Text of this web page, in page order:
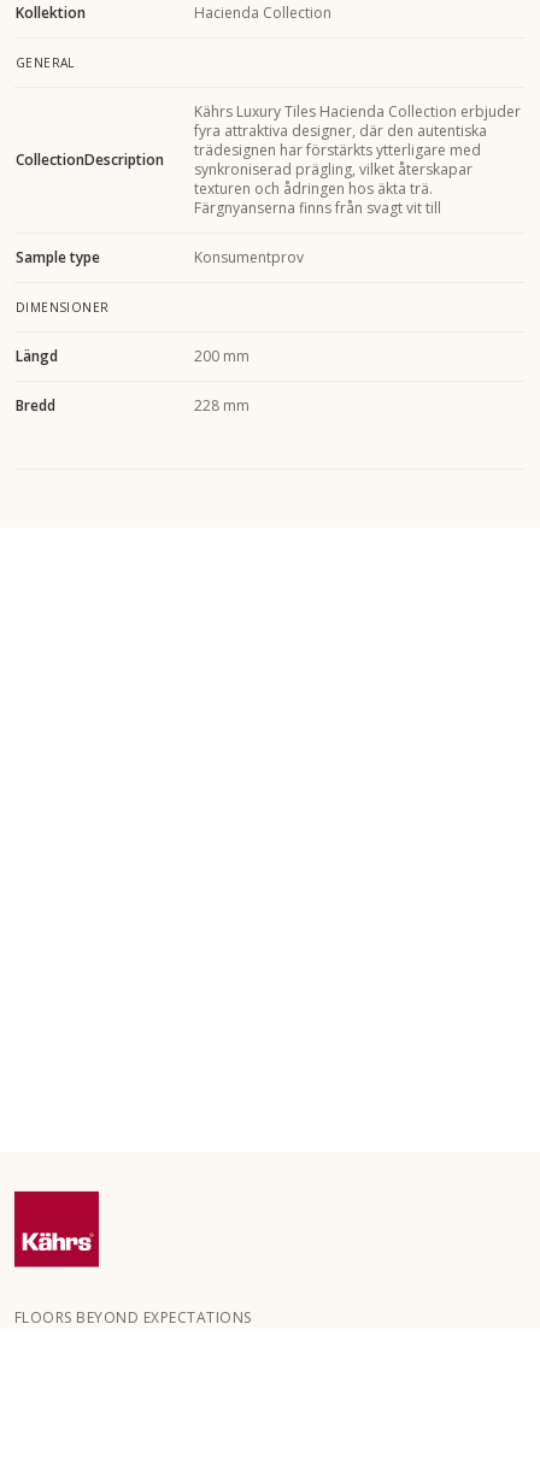
Kollektion Hacienda Collection
GENERAL
CollectionDescription
Kährs Luxury Tiles Hacienda Collection erbjuder
fyra attraktiva designer, där den autentiska
trädesignen har förstärkts ytterligare med
synkroniserad prägling, vilket återskapar
texturen och ådringen hos äkta trä.
Färgnyanserna finns från svagt vit till
Sample type Konsumentprov
DIMENSIONER
Längd 200 mm
Bredd 228 mm
FLOORS BEYOND EXPECTATIONS